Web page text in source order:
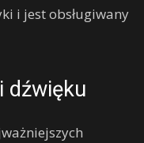
i jest obsługiwany
dźwięku